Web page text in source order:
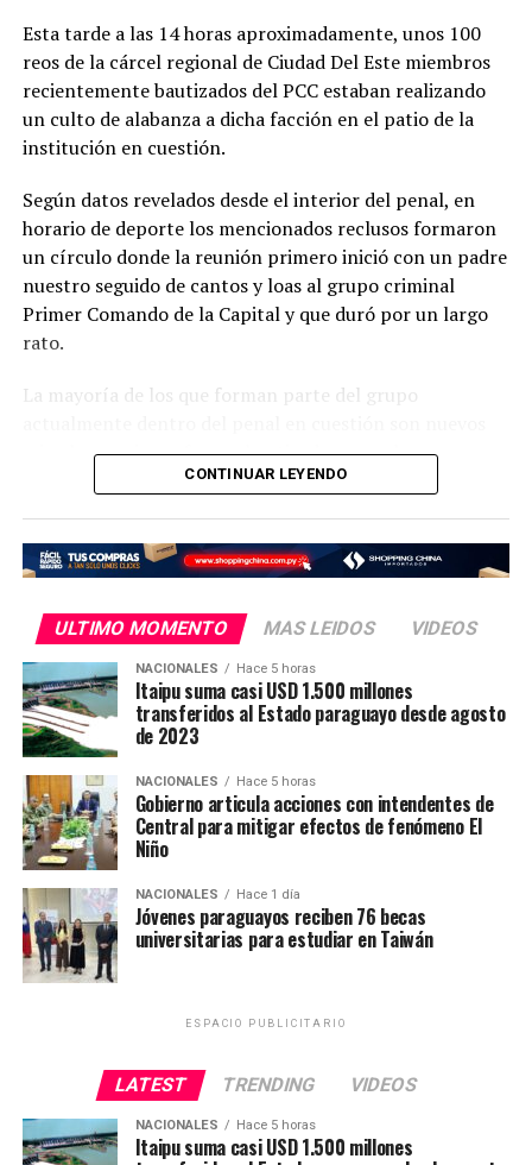
Cambios Yrendague y Darío Messer, pero en realidad no
existió dicha operación de cambios. Según concluye una
investigación de la CBI.
El nuevo equipo de trabajo que conformó el fiscal
investigar las causas relacionadas con el lavado de
dinero y otros delitos financieros imputados a Messer y
sus colaboradores, y se espera que puedan esclarecer los
hechos relacionados con la estructura de lavado de
dinero transnacional y avanzar en la investigación de las
casas de cambio involucradas.
Las causas relacionadas con Messer son: la causa penal
N.º 7510/2021 y la causa penal N.° 5/2022, todas
paralizadas hasta el momento.
Esta tarde a las 14 horas aproximadamente, unos 100
reos de la cárcel regional de Ciudad Del Este miembros
recientemente bautizados del PCC estaban realizando
un culto de alabanza a dicha facción en el patio de la
institución en cuestión.
Según datos revelados desde el interior del penal, en
horario de deporte los mencionados reclusos formaron
un círculo donde la reunión primero inició con un padre
nuestro seguido de cantos y loas al grupo criminal
Primer Comando de la Capital y que duró por un largo
rato.
La mayoría de los que forman parte del grupo
miembros quienes fueron bautizados ya en la
Correccional no hace mucho.
Todo el «ritual» se realizó ante la atenta mirada de los
guardicarceles con la aprobación del jefe propio
director de la institución Abogado Alberto Ramón
Orella Notario, además con la anuencia del coordinador
general Gilberto Fariña y el jefe de seguridad Juan Carlos
Ojeda.
hacen lo que quieren dentro del penal ya que estarían
fuertes sumas de dinero y el tipo de «culto» llevado a
CONTINUAR LEYENDO
ULTIMO MOMENTO MAS LEIDOS VIDEOS
NACIONALES Hace 5 horas
Itaipu suma casi USD 1.500 millones
transferidos al Estado paraguayo desde agosto
de 2023
NACIONALES Hace 5 horas
Gobierno articula acciones con intendentes de
Central para mitigar efectos de fenómeno El
Niño
NACIONALES Hace 1 día
Jóvenes paraguayos reciben 76 becas
universitarias para estudiar en Taiwán
ESPACIO PUBLICITARIO
LATEST TRENDING VIDEOS
NACIONALES Hace 5 horas
Itaipu suma casi USD 1.500 millones